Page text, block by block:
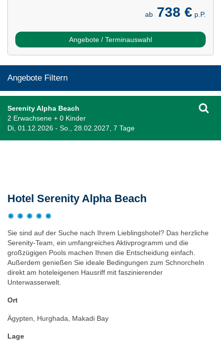
ab 738 € p.P.
Angebote / Terminauswahl
Angebote Filtern
Serenity Alpha Beach
2 Erwachsene + 0 Kinder
Di, 01.12.2026 - So., 28.02.2027, 7 Tage
Hotel Serenity Alpha Beach
Sie sind auf der Suche nach Ihrem Lieblingshotel? Das herzliche
Serenity-Team, ein umfangreiches Aktivprogramm und die
großzügigen Pools machen Ihnen die Entscheidung einfach.
Außerdem genießen Sie ideale Bedingungen zum Schnorcheln
direkt am hoteleigenen Hausriff mit faszinierender
Unterwasserwelt.
Ort
Ägypten, Hurghada, Makadi Bay
Lage